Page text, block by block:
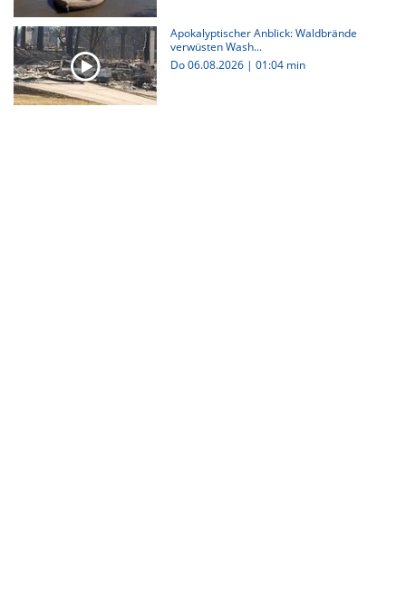
Apokalyptischer Anblick: Waldbrände
verwüsten Wash...
Do 06.08.2026 | 01:04 min